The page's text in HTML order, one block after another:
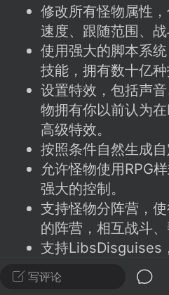
社区的建议&反馈板
在这里畅所欲言，提出你对
、管理方式等方面 的任何想
11 5.9k
潮涌核心
永久赞助者
24 23:37
电脑端 整合包分享
主页反馈贴
反馈你遇到的问题 以及 你
不方便可尝试通过邮箱与作
写评论
修改所有怪物属性，
速度、跟随范围、战
使用强大的脚本系
技能，拥有数十亿种
设置特效，包括声
物拥有你以前认为
高级特效。
按照条件自然生成
允许怪物使用RPG
强大的控制。
支持怪物分阵营，
的阵营，相互战斗、
支持LibsDisguises
像Minecraft中的任
与众多热门插件兼容